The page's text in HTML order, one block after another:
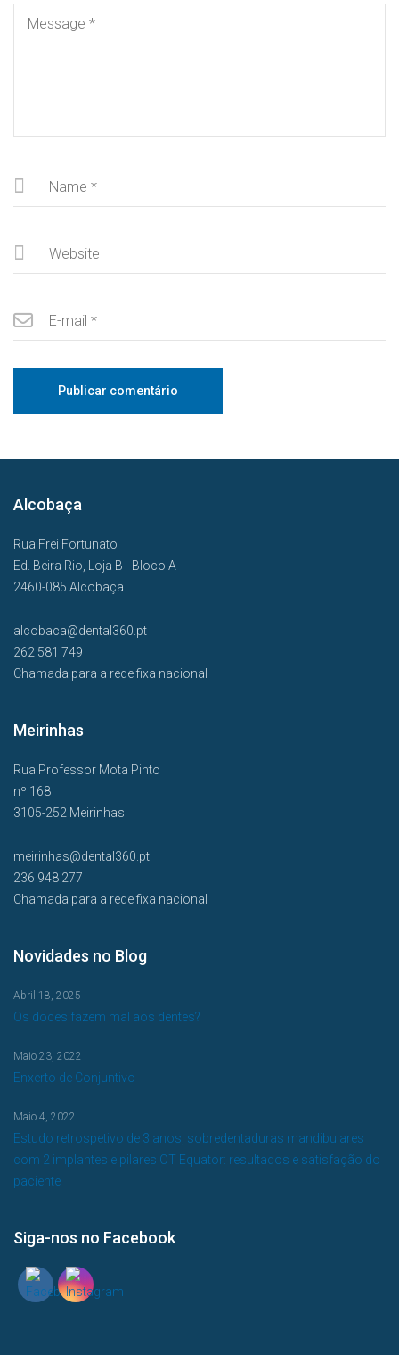
Alcobaça
Rua Frei Fortunato
Ed. Beira Rio, Loja B - Bloco A
2460-085 Alcobaça
alcobaca@dental360.pt
262 581 749
Chamada para a rede fixa nacional
Meirinhas
Rua Professor Mota Pinto
nº 168
3105-252 Meirinhas
meirinhas@dental360.pt
236 948 277
Chamada para a rede fixa nacional
Novidades no Blog
Os doces fazem mal aos dentes?
Abril 18, 2025
Enxerto de Conjuntivo
Maio 23, 2022
Estudo retrospetivo de 3 anos, sobredentaduras mandibulares
com 2 implantes e pilares OT Equator: resultados e satisfação do
paciente
Maio 4, 2022
Siga-nos no Facebook